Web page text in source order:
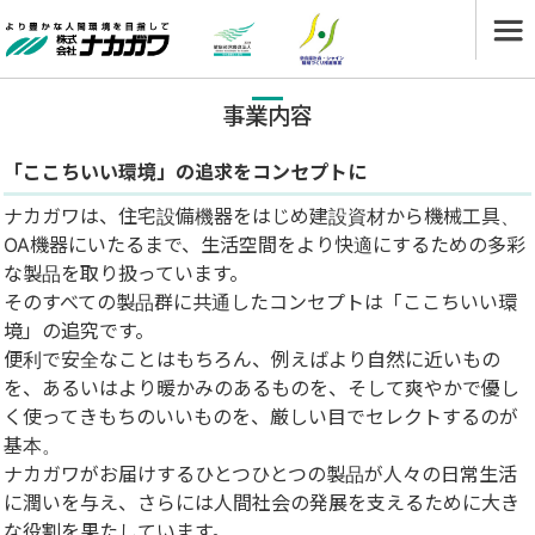
事業内容
「ここちいい環境」の追求をコンセプトに
ナカガワは、住宅設備機器をはじめ建設資材から機械工具、
OA機器にいたるまで、生活空間をより快適にするための多彩
な製品を取り扱っています。
そのすべての製品群に共通したコンセプトは「ここちいい環
境」の追究です。
便利で安全なことはもちろん、例えばより自然に近いもの
を、あるいはより暖かみのあるものを、そして爽やかで優し
く使ってきもちのいいものを、厳しい目でセレクトするのが
基本。
ナカガワがお届けするひとつひとつの製品が人々の日常生活
に潤いを与え、さらには人間社会の発展を支えるために大き